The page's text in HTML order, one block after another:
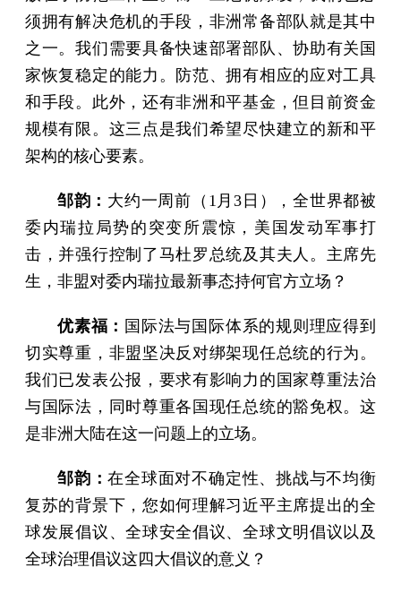
须拥有解决危机的手段，非洲常备部队就是其中
之一。我们需要具备快速部署部队、协助有关国
家恢复稳定的能力。防范、拥有相应的应对工具
和手段。此外，还有非洲和平基金，但目前资金
规模有限。这三点是我们希望尽快建立的新和平
架构的核心要素。
邹韵： 大约一周前（1月3日），全世界都被
委内瑞拉局势的突变所震惊，美国发动军事打
击，并强行控制了马杜罗总统及其夫人。主席先
生，非盟对委内瑞拉最新事态持何官方立场？
优素福： 国际法与国际体系的规则理应得到
切实尊重，非盟坚决反对绑架现任总统的行为。
我们已发表公报，要求有影响力的国家尊重法治
与国际法，同时尊重各国现任总统的豁免权。这
是非洲大陆在这一问题上的立场。
邹韵：在全球面对不确定性、挑战与不均衡
复苏的背景下，您如何理解习近平主席提出的全
球发展倡议、全球安全倡议、全球文明倡议以及
全球治理倡议这四大倡议的意义？